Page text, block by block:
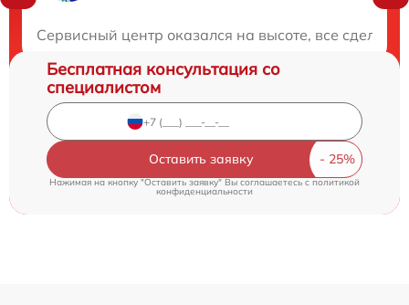
Сервисный центр оказался на высоте, все
Бесплатная консультация со
специалистом
Оставить заявку
Нажимая на кнопку "Оставить заявку" Вы соглашаетесь cполитикой
конфиденциальности